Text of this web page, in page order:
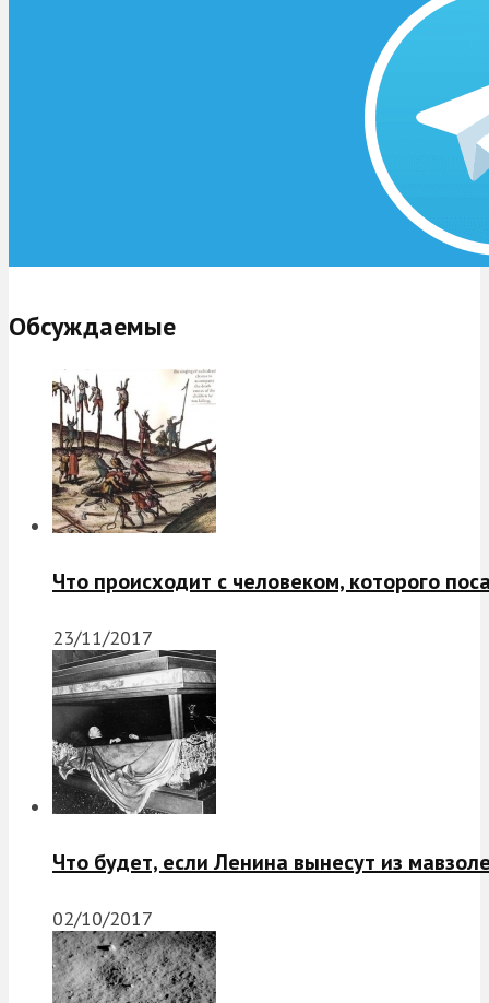
Обсуждаемые
Что происходит с человеком, которого
23/11/2017
Что будет, если Ленина вынесут из
02/10/2017